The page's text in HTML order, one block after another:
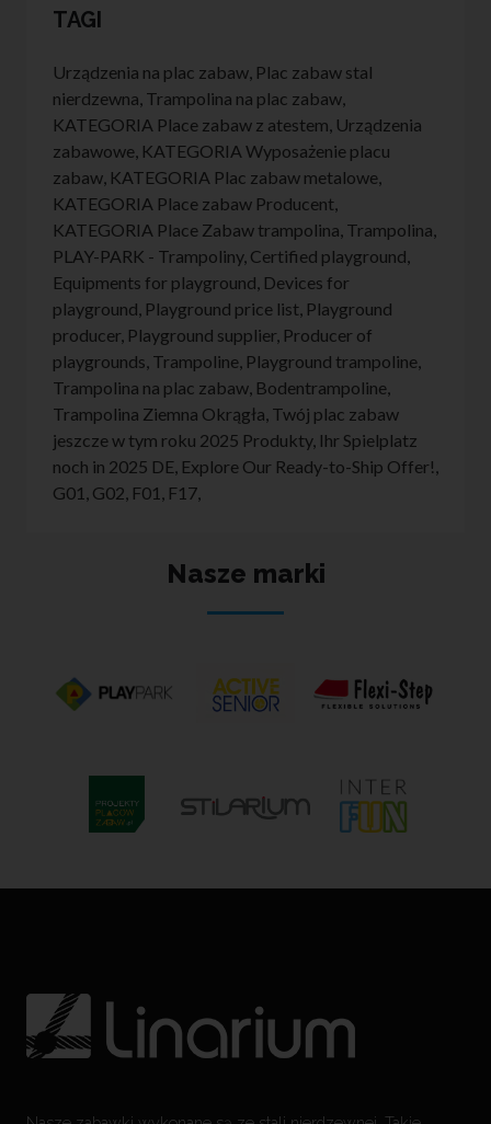
TAGI
Urządzenia na plac zabaw, Plac zabaw stal
nierdzewna, Trampolina na plac zabaw,
KATEGORIA Place zabaw z atestem, Urządzenia
zabawowe, KATEGORIA Wyposażenie placu
zabaw, KATEGORIA Plac zabaw metalowe,
KATEGORIA Place zabaw Producent,
KATEGORIA Place Zabaw trampolina, Trampolina,
PLAY-PARK - Trampoliny, Certified playground,
Equipments for playground, Devices for
playground, Playground price list, Playground
producer, Playground supplier, Producer of
playgrounds, Trampoline, Playground trampoline,
Trampolina na plac zabaw, Bodentrampoline,
Trampolina Ziemna Okrągła, Twój plac zabaw
jeszcze w tym roku 2025 Produkty, Ihr Spielplatz
noch in 2025 DE, Explore Our Ready-to-Ship Offer!,
G01 , G02, F01 , F17,
Nasze marki